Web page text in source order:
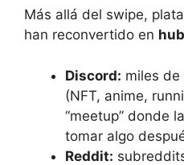
Más allá del swipe,
han reconvertido en
Discord: miles
(NFT, anime,
“meetup” donde
tomar algo
Reddit: